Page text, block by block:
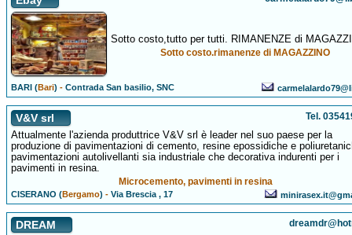
Sotto costo,tutto per tutti. RIMANENZE di
Sotto costo.rimanenze di MAGAZZINO
BARI (Bari) -Contrada San basilio, SNC
V&V srl Tel.
Attualmente l'azienda produttrice V&V srl è leader nel suo paese per la
produzione di pavimentazioni di cemento, resine epossidiche e
pavimentazioni autolivellanti sia industriale che decorativa indurenti per i
pavimenti in resina.
Microcemento, pavimenti in resina
CISERANO (Bergamo) -Via Brescia , 17
DREAM